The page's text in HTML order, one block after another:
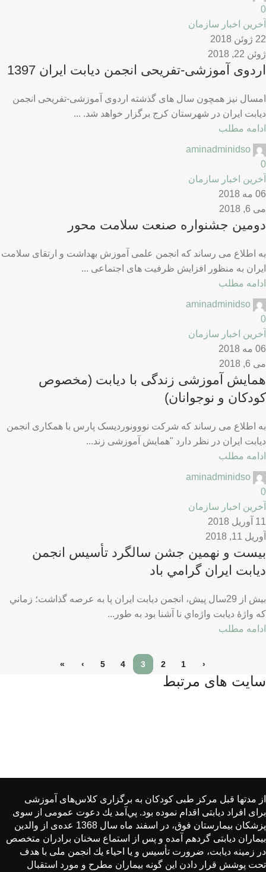
0
آخرین اخبار سازمان
22 ژوئن 2018
ژوئن 22, 2018
اردوی آموزشی-تفریحی انجمن دیابت ایران 1397
امسال نیز همچون سال های گذشته اردوی آموزشی-تفریحی انجمن
دیابت ایران در شهرستان کرج برگزار خواهد شد. ...
ادامه مطلب
aminadminidso
0
آخرین اخبار سازمان
06 مه 2018
می 6, 2018
دومین جشنواره صنعت سلامت محور
به اطلاع می رساند که انجمن علمی آموزش بهداشت و ارتقای سلامت
ایران به منظور افزایش ظرفیت های اجتماعی ...
ادامه مطلب
aminadminidso
0
آخرین اخبار سازمان
06 مه 2018
می 6, 2018
همایش آموزشی زندگی با دیابت (مخصوص
کودکان و نوجوانان)
به اطلاع می رساند که شرکت نووونوردیسک پارس با همکاری انجمن
دیابت ایران در نظر دارد "همایش آموزشی زند...
ادامه مطلب
aminadminidso
0
آخرین اخبار سازمان
11 آوریل 2018
آوریل 11, 2018
بيست و نهمین جشن سالگرد تأسيس انجمن
ديابت ايران گرامي باد
بيش از 29سال پيش، انجمن ديابت ايران پا به عرصه گذاشت؛ زماني
كه واژۀ ديابت واژه‌اي نا آشنا بود به طور...
ادامه مطلب
‹
1
2
3
4
5
›
»
سایت های مرتبط
از مدتها قبل مركز طبی كودكان به برگزاری كلاس‌های آموزشی
برای افراد دیابتی اقدام نموده بود. پي‌آمد یك دعوت عمومی از سوی
پزشكان بیمارستان فوق، در اسفند ماه سال 1368 عده‌ی از والدین
بیماران دیابتی گردهم آمده و پس از استماع سخنان برادران متخصص
در زمینه دیابت، ضرورت تأسیس و یا احیاء یك انجمن ملی با هدف
تحت پوشش قرار دادن این گونه بیماران مطرح و مورد استقبال